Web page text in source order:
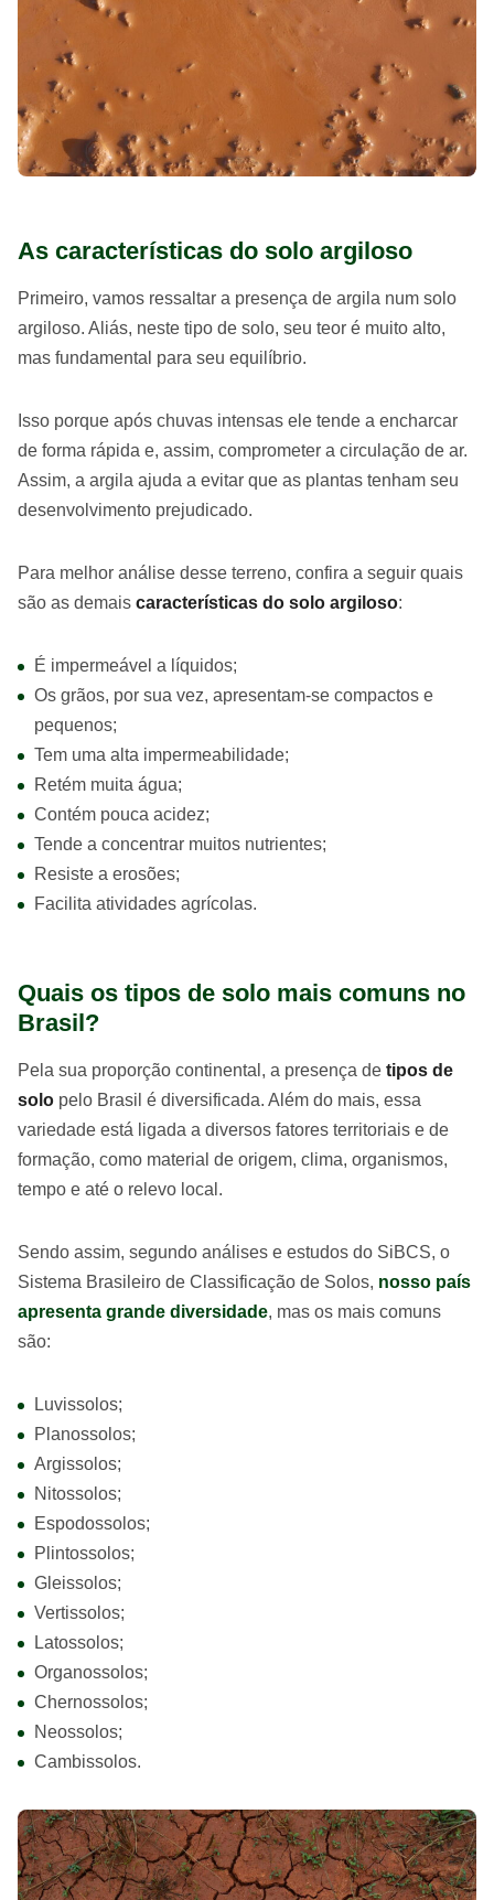
As características do solo argiloso
Primeiro, vamos ressaltar a presença de argila num solo
argiloso. Aliás, neste tipo de solo, seu teor é muito alto,
mas fundamental para seu equilíbrio.
Isso porque após chuvas intensas ele tende a encharcar
de forma rápida e, assim, comprometer a circulação de ar.
Assim, a argila ajuda a evitar que as plantas tenham seu
desenvolvimento prejudicado.
Para melhor análise desse terreno, confira a seguir quais
são as demais características do solo argiloso:
É impermeável a líquidos;
Os grãos, por sua vez, apresentam-se compactos e
pequenos;
Tem uma alta impermeabilidade;
Retém muita água;
Contém pouca acidez;
Tende a concentrar muitos nutrientes;
Resiste a erosões;
Facilita atividades agrícolas.
Quais os tipos de solo mais comuns no
Brasil?
Pela sua proporção continental, a presença de tipos de
solo pelo Brasil é diversificada. Além do mais, essa
variedade está ligada a diversos fatores territoriais e de
formação, como material de origem, clima, organismos,
tempo e até o relevo local.
Sendo assim, segundo análises e estudos do SiBCS, o
Sistema Brasileiro de Classificação de Solos, nosso país
apresenta grande diversidade, mas os mais comuns
são:
Luvissolos;
Planossolos;
Argissolos;
Nitossolos;
Espodossolos;
Plintossolos;
Gleissolos;
Vertissolos;
Latossolos;
Organossolos;
Chernossolos;
Neossolos;
Cambissolos.